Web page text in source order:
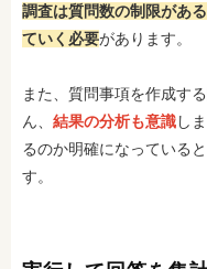
調査は質問数の制限があ
ていく必要があります。
また、質問事項を作成す
ん、 結果の分析も意識し
るのか明確になっている
す。